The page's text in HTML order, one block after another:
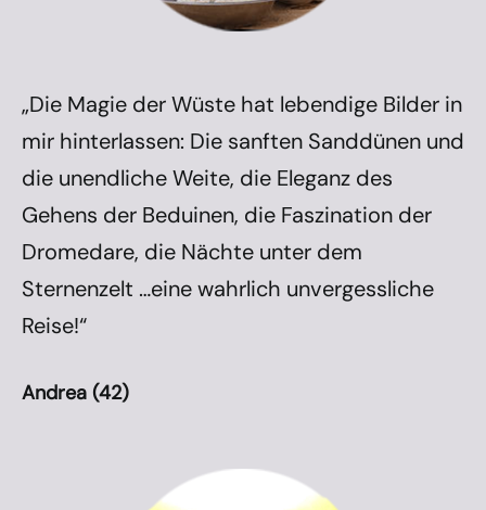
„Die Magie der Wüste hat lebendige Bilder in
mir hinterlassen: Die sanften Sanddünen und
die unendliche Weite, die Eleganz des
Gehens der Beduinen, die Faszination der
Dromedare, die Nächte unter dem
Sternenzelt …eine wahrlich unvergessliche
Reise!“
Andrea (42)